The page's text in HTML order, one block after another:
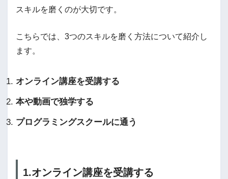
スキルを磨くのが大切です。
こちらでは、3つのスキルを磨く方法について紹介し
ます。
オンライン講座を受講する
本や動画で独学する
プログラミングスクールに通う
1.オンライン講座を受講する